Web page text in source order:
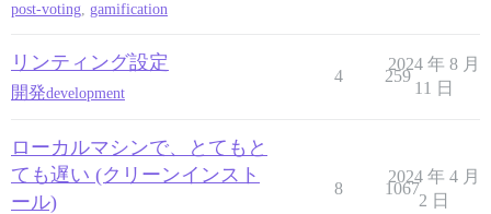
post-voting, gamification
リンティング設定
開発development
4 259
2024 年 8 月
11 日
ローカルマシンで、とてもと
ても遅い (クリーンインスト
ール)
8 1067
2024 年 4 月
2 日